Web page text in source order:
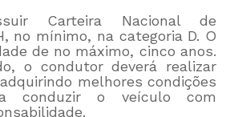
Carteira Nacional de
no mínimo, na categoria D. O
de no máximo, cinco anos.
o condutor deverá realizar
melhores condições
conduzir o veículo com